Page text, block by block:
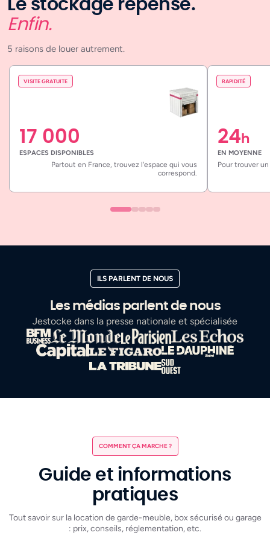
Le stockage repensé.
Enfin.
5 raisons de louer autrement.
VISITE GRATUITE
17 000
ESPACES DISPONIBLES
Partout en France, trouvez l'espace qui vous
correspond.
RAPIDITÉ
24 h
EN MOYENNE
Pour trouver
ILS PARLENT DE NOUS
Les médias parlent de nous
Jestocke dans la presse nationale et spécialisée
COMMENT ÇA MARCHE ?
Guide et informations
pratiques
Tout savoir sur la location de garde-meuble, box sécurisé ou garage
: prix, conseils, réglementation, etc.